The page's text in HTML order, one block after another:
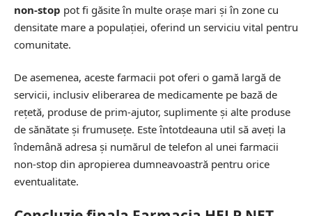
non-stop pot fi găsite în multe orașe mari și în zone cu
densitate mare a populației, oferind un serviciu vital pentru
comunitate.
De asemenea, aceste farmacii pot oferi o gamă largă de
servicii, inclusiv eliberarea de medicamente pe bază de
rețetă, produse de prim-ajutor, suplimente și alte produse
de sănătate și frumusețe. Este întotdeauna util să aveți la
îndemână adresa și numărul de telefon al unei farmacii
non-stop din apropierea dumneavoastră pentru orice
eventualitate.